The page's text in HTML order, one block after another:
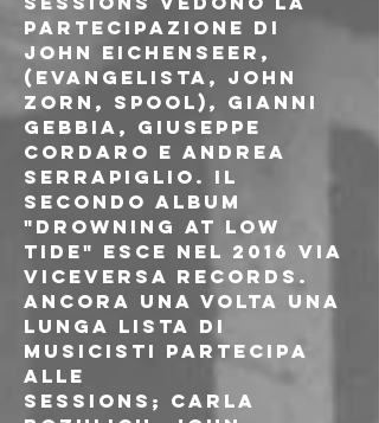
partecipazione di
John Eichenseer,
(Evangelista, John
Zorn, Spool), Gianni
Gebbia, Giuseppe
Cordaro e Andrea
Serrapiglio. Il
secondo album
"Drowning at low
tide" esce nel 2016 via
Viceversa Records.
Ancora una volta una
lunga lista di
musicisti partecipa
alle
sessions; Carla